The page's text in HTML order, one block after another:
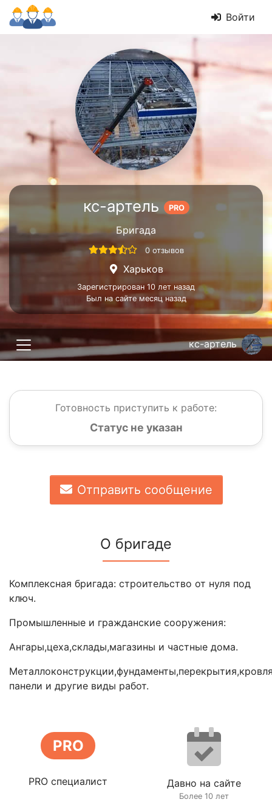
Войти
кс-артель PRO
Бригада
0 отзывов
Харьков
Зарегистрирован 10 лет назад
Был на сайте месяц назад
кс-артель
Готовность приступить к работе:
Статус не указан
Отправить сообщение
О бригаде
Комплексная бригада: cтроительство от нуля под
ключ.
Промышленные и гражданские сооружения:
Ангары,цеха,склады,магазины и частные дома.
панели и другие виды работ.
PRO
PRO специалист Давно на сайте
Более 10 лет